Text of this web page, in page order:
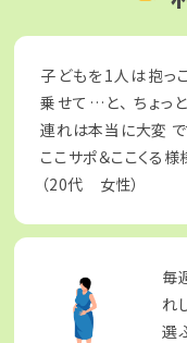
子どもを1人は抱っ
乗せて…と、ちょっ
連れは本当に大変 で
ここサポ＆ここくる様
（20代 女性）
毎
れ
選